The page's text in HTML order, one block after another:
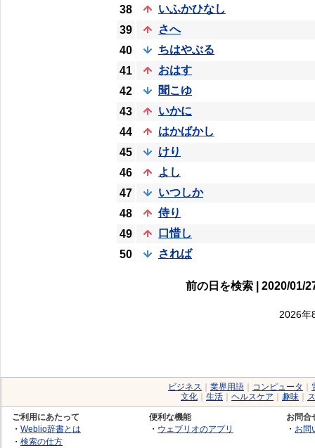
38
いふかひなし
39
さへ
40
ちはやぶる
41
おはす
42
聞こゆ
43
いかに
44
はかばかし
45
けり
46
よし
47
いつしか
48
侍り
49
口惜し
50
されば
前の日を検索 | 2020/01/
2026年
ビジネス 業界用語 コンピュータ
文化
生活 ヘルスケア 趣味
ご利用にあたって
・ Weblio辞書とは
・ 検索の仕方
便利な機能
・ ウェブリオのアプリ
お問合
・ お問